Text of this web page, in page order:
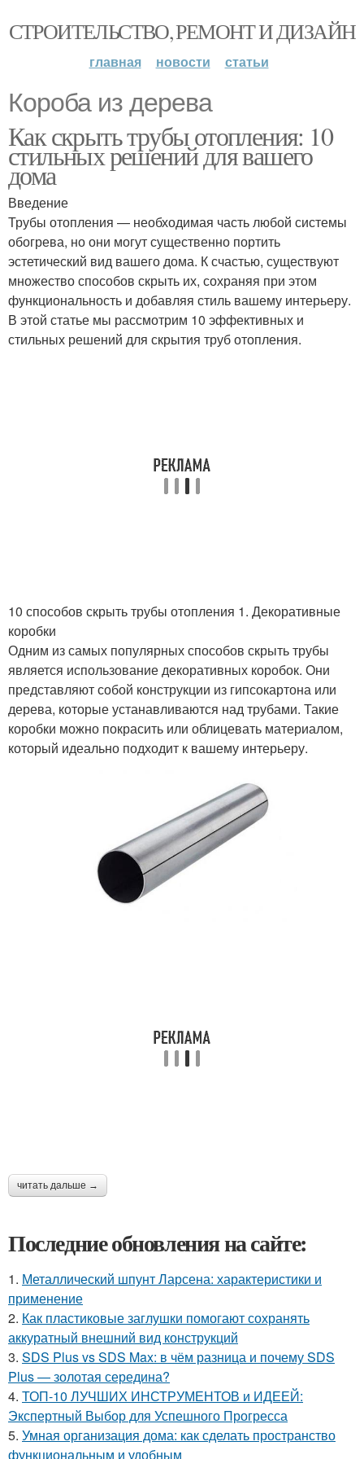
СТРОИТЕЛЬСТВО, РЕМОНТ И ДИЗАЙН
главная новости статьи
Короба из дерева
Как скрыть трубы отопления: 10
стильных решений для вашего
дома
Введение
Трубы отопления — необходимая часть любой системы
обогрева, но они могут существенно портить
эстетический вид вашего дома. К счастью, существуют
множество способов скрыть их, сохраняя при этом
функциональность и добавляя стиль вашему интерьеру.
В этой статье мы рассмотрим 10 эффективных и
стильных решений для скрытия труб отопления.
10 способов скрыть трубы отопления 1. Декоративные
коробки
Одним из самых популярных способов скрыть трубы
является использование декоративных коробок. Они
представляют собой конструкции из гипсокартона или
дерева, которые устанавливаются над трубами. Такие
коробки можно покрасить или облицевать материалом,
который идеально подходит к вашему интерьеру.
читать дальше →
Последние обновления на сайте:
1. Металлический шпунт Ларсена: характеристики и
применение
2. Как пластиковые заглушки помогают сохранять
аккуратный внешний вид конструкций
3. SDS Plus vs SDS Max: в чём разница и почему SDS
Plus — золотая середина?
4. ТОП-10 ЛУЧШИХ ИНСТРУМЕНТОВ и ИДЕЕЙ:
Экспертный Выбор для Успешного Прогресса
5. Умная организация дома: как сделать пространство
функциональным и удобным